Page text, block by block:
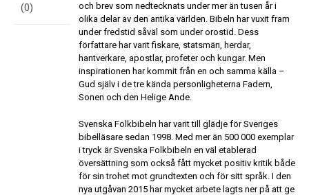
(0)
och brev som nedtecknats under mer än tusen år i
olika delar av den antika världen. Bibeln har vuxit fram
under fredstid såväl som under orostid. Dess
författare har varit fiskare, statsmän, herdar,
hantverkare, apostlar, profeter och kungar. Men
inspirationen har kommit från en och samma källa –
Gud själv i de tre kända personligheterna Fadern,
Sonen och den Helige Ande.
Svenska Folkbibeln har varit till glädje för Sveriges
bibelläsare sedan 1998. Med mer än 500 000 exemplar
i tryck är Svenska Folkbibeln en väl etablerad
översättning som också fått mycket positiv kritik både
för sin trohet mot grundtexten och för sitt språk. I den
nya utgåvan 2015 har mycket arbete lagts ner på att ge